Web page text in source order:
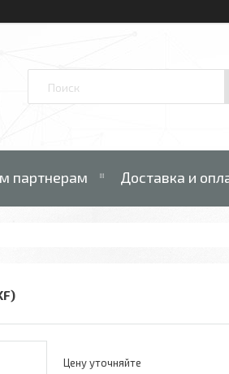
партнерам Доставка и
Цену уточняйте